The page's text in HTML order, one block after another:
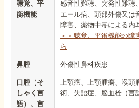
聴覚、平
衡機能
感音性難聴、突発性難聴
エール病、頭部外傷又は
障害、薬物中毒による内
＞＞聴覚、平衡機能の障
ら
鼻腔 外傷性鼻科疾患
口腔（そ
しゃく言
語）、言
上顎癌、上顎腫瘍、喉
術、失語症、脳血栓（言